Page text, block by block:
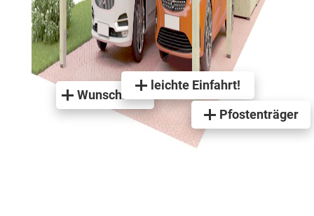
Wunschmaß
leichte Einfahrt!
Pfostenträger